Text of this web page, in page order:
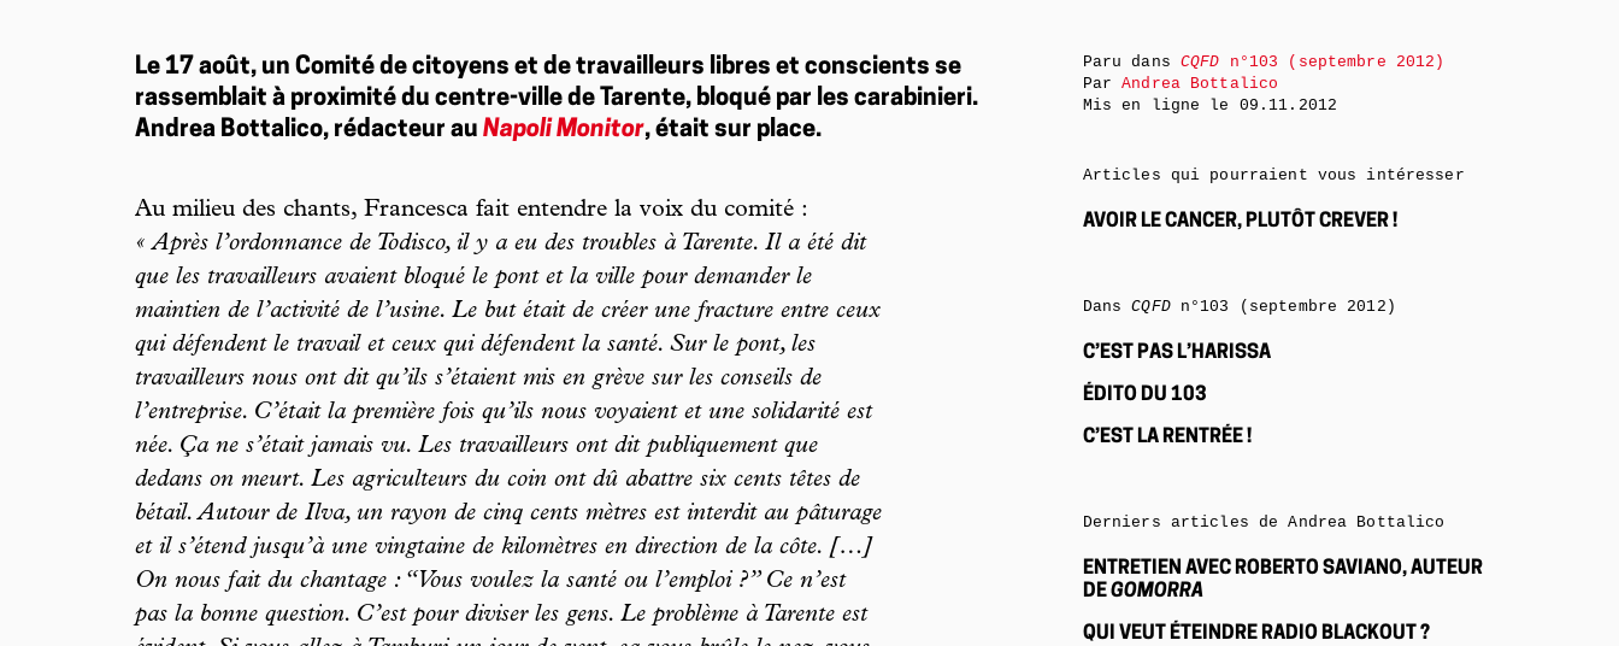
Le 17 août, un Comité de citoyens et de travailleurs libres et conscients se
rassemblait à proximité du centre-ville de Tarente, bloqué par les carabinieri.
Andrea Bottalico, rédacteur au Napoli Monitor, était sur place.
Au milieu des chants, Francesca fait entendre la voix du comité :
« Après l’ordonnance de Todisco, il y a eu des troubles à Tarente. Il a été dit
que les travailleurs avaient bloqué le pont et la ville pour demander le
maintien de l’activité de l’usine. Le but était de créer une fracture entre ceux
qui défendent le travail et ceux qui défendent la santé. Sur le pont, les
travailleurs nous ont dit qu’ils s’étaient mis en grève sur les conseils de
l’entreprise. C’était la première fois qu’ils nous voyaient et une solidarité est
née. Ça ne s’était jamais vu. Les travailleurs ont dit publiquement que
dedans on meurt. Les agriculteurs du coin ont dû abattre six cents têtes de
bétail. Autour de Ilva, un rayon de cinq cents mètres est interdit au pâturage
et il s’étend jusqu’à une vingtaine de kilomètres en direction de la côte. […]
On nous fait du chantage : “Vous voulez la santé ou l’emploi ?” Ce n’est
pas la bonne question. C’est pour diviser les gens. Le problème à Tarente est
Paru dans CQFD n°103 (septembre 2012)
ParAndrea Bottalico
Mis en ligne le 09.11.2012
Articles qui pourraient vous intéresser
AVOIR LE CANCER, PLUTÔT CREVER !
DansCQFDn°103 (septembre 2012)
C’EST PAS L’HARISSA
ÉDITO DU 103
C’EST LA RENTRÉE !
Derniers articles de Andrea Bottalico
ENTRETIEN AVEC ROBERTO SAVIANO, AUTEUR
DEGOMORRA
QUI VEUT ÉTEINDRE RADIO BLACKOUT ?